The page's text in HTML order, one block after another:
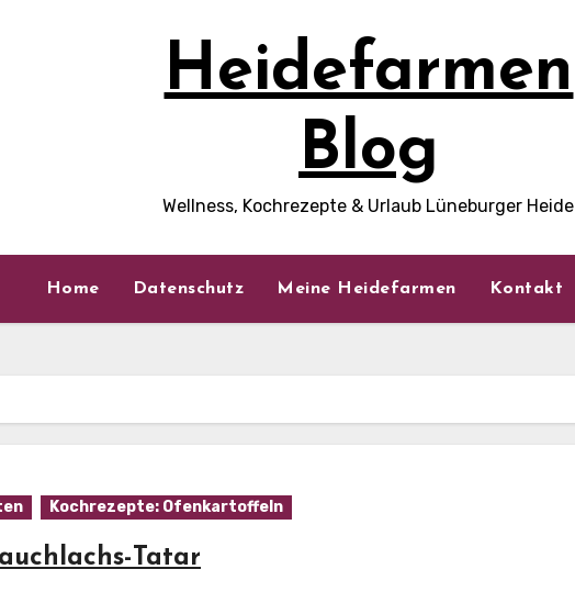
Heidefarmen
Blog
Wellness, Kochrezepte & Urlaub Lüneburger Heide
Home Datenschutz Meine Heidefarmen Kontakt
Kochrezepte: Ofenkartoffeln
Tatar